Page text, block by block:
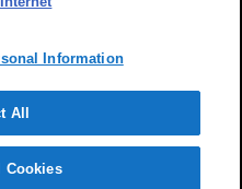
Information
All
Cookies